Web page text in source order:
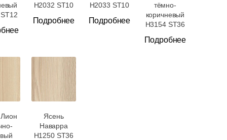
H2032 ST10
Подробнее
H2033 ST10
Подробнее
тёмно-
коричневый
H3154 ST36
Подробнее
Ясень
Наварра
H1250 ST36